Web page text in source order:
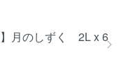
】月のしずく 2L x 6